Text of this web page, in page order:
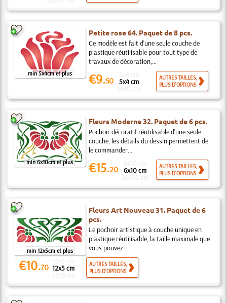
min 5x4cm et plus
Petite rose 64. Paquet de 8 pcs.
Ce modèle est fait d'une seule couche de
plastique réutilisable pour tout type de
travaux de décoration,...
€9.50 5x4 cm
AUTRES TAILLES,
PLUS D'OPTIONS
min 6x10cm et plus
Fleurs Moderne 32. Paquet de 6 pcs.
Pochoir décoratif réutilisable d'une seule
couche, les détails du dessin permettent de
le commander...
€15.20 6x10 cm
AUTRES TAILLES,
PLUS D'OPTIONS
min 12x5cm et plus
Fleurs Art Nouveau 31. Paquet de 6
pcs.
Le pochoir artistique à couche unique en
plastique réutilisable, la taille maximale que
vous pouvez...
€10.70 12x5 cm
AUTRES TAILLES,
PLUS D'OPTIONS